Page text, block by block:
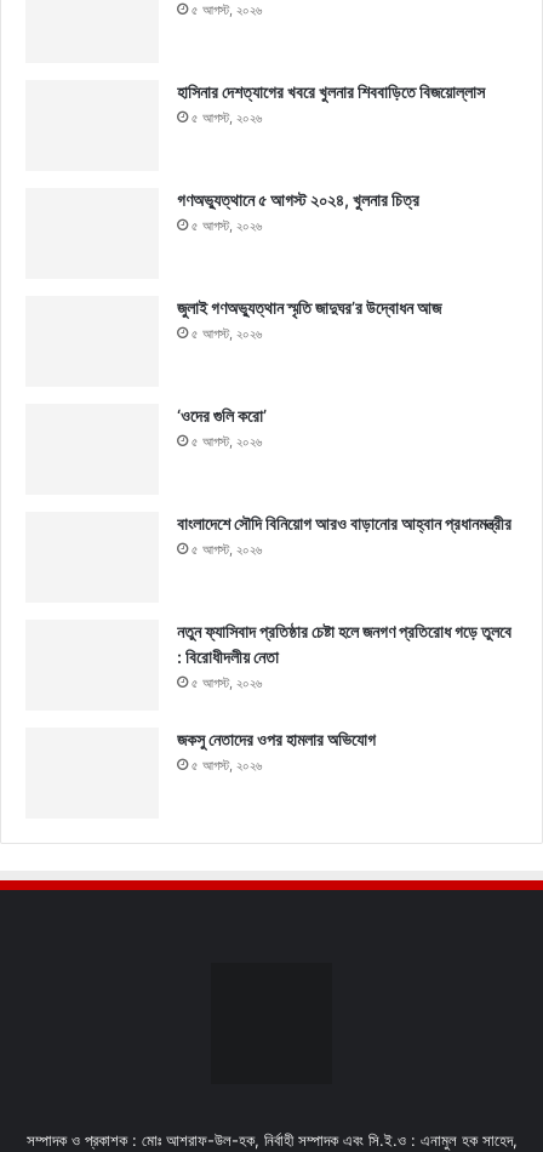
৫ আগস্ট, ২০২৬
হাসিনার দেশত্যাগের খবরে খুলনার শিববাড়িতে বিজয়োল্লাস
৫ আগস্ট, ২০২৬
গণঅভ্যুত্থানে ৫ আগস্ট ২০২৪, খুলনার চিত্র
৫ আগস্ট, ২০২৬
জুলাই গণঅভ্যুত্থান স্মৃতি জাদুঘর’র উদ্বোধন আজ
৫ আগস্ট, ২০২৬
‘ওদের গুলি করো’
৫ আগস্ট, ২০২৬
বাংলাদেশে সৌদি বিনিয়োগ আরও বাড়ানোর আহ্বান প্রধানমন্ত্রীর
৫ আগস্ট, ২০২৬
নতুন ফ্যাসিবাদ প্রতিষ্ঠার চেষ্টা হলে জনগণ প্রতিরোধ গড়ে তুলবে
: বিরোধীদলীয় নেতা
৫ আগস্ট, ২০২৬
জকসু নেতাদের ওপর হামলার অভিযোগ
৫ আগস্ট, ২০২৬
সম্পাদক ও প্রকাশক : মোঃ আশরাফ-উল-হক, নির্বাহী সম্পাদক এবং সি.ই.ও : এনামুল হক সাহেদ,